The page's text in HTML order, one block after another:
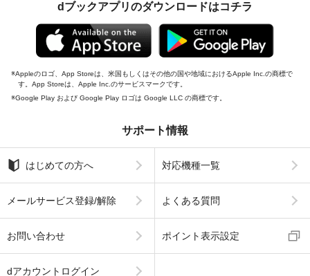
dブックアプリのダウンロードはコチラ
Appleのロゴ、App Storeは、米国もしくはその他の国や地域におけるApple Inc.の商標で
す。App Storeは、Apple Inc.のサービスマークです。
Google Play および Google Play ロゴは Google LLC の商標です。
サポート情報
はじめての方へ 対応機種一覧
メールサービス登録/解除 よくある質問
お問い合わせ ポイント表示設定
dアカウントログイン